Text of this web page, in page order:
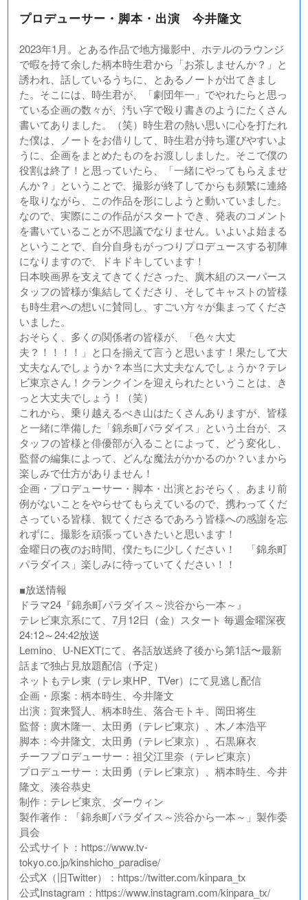
プロデューサー・脚本・出演 今井隆文
2023年1月。とある作品で地方撮影中、ホテルのラウンジ
で暇を持て余した柄本時生君から「お茶しませんか？」と
誘われ、話しているうちに、とあるノートが出てきまし
た。そこには、時生君が、「劇団年一」でやれたらと思っ
ている企画の数々が、汚い字で殴り書きのようにたくさん
書いてありました。（笑）時生君の熱い思いに心を打たれ
た僕は、ノートをお借りして、時生君が持ち運びやすいよ
うに、企画をまとめたものをお渡ししました。そこで僕の
役割は終了！と思っていたら、「一緒にやってもらえませ
んか？」ということで、撮影が終了してからも頻繁に連絡
を取りながら、この作品を形にしようと動いていました。
なので、実際にこの作品がスタートでき、発表のコメント
を書いていることが不思議でなりません。いよいよ始まる
ということで、自分自身もがっつりプロデュースする初陣
になりますので、ドキドキしています！
日本映画界を支えてきてくださった、廣木組のスーパース
タッフの皆様が集結してくださり、そしてキャストの皆様
も時生君への想いに賛同し、すごい方々が集まってくださ
いました。
おそらく、多くの関係者の皆様が、「色々大丈
夫？！！！！」と口を揃えて言うと思います！果たして大
丈夫なんでしょうか？本当に大丈夫なんでしょうか？テレ
ビ東京さん！クランクインを迎えられたということは、き
っと大丈夫でしょう！（笑）
これから、乗り越えるべき山はたくさんありますが、皆様
と一緒に準備した「錦糸町パラダイス」という土台が、ス
タッフの皆様と俳優部が入ることによって、どう変化し、
監督の編集によって、どんな魔法がかかるのか？いまから
楽しみで仕方がありません！
企画・プロデューサー・脚本・出演とおそらく、あまり前
例がないことをやらせてもらえているので、携わってくだ
さっている皆様、観てくださるであろう皆様への感謝を忘
れずに、撮影を頑張っていきたいと思います！
金曜日の夜のお時間、僕たちに少しください！ 「錦糸町
パラダイス」楽しみに待っていてください！！
■放送情報
ドラマ24『錦糸町パラダイス～渋谷から一本～』
テレビ東京系にて、7月12日（金）スタート 毎週金曜深夜
24:12～24:42放送
Lemino、U-NEXTにて、各話放送終了後から第1話〜最新
話まで独占見放題配信（予定）
ネットもテレ東（テレ東HP、TVer）にて見逃し配信
企画・原案：柄本時生、今井隆文
出演：賀来賢人、柄本時生、落合モトキ、岡田将生
監督：廣木隆一、太田勇（テレビ東京）、木ノ本浩平
脚本：今井隆文、太田勇（テレビ東京）、石黒麻衣
チーフプロデューサー：祖父江里奈（テレビ東京）
プロデューサー：太田勇（テレビ東京）、柄本時生、今井
隆文、湊谷恭史
制作：テレビ東京、ダーウィン
製作著作：「錦糸町パラダイス～渋谷から一本～」製作委
員会
公式サイト：https://www.tv-
tokyo.co.jp/kinshicho_paradise/
公式X（旧Twitter）：https://twitter.com/kinpara_tx
公式Instagram：https://www.instagram.com/kinpara_tx/